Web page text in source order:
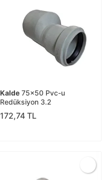
Kalde 75x50 Pvc-u
Redüksiyon 3.2
172,74 TL